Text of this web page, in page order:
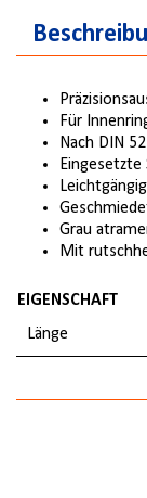
Für
Nach DIN
Grau
Mit
EIGENSCHAFT
Länge